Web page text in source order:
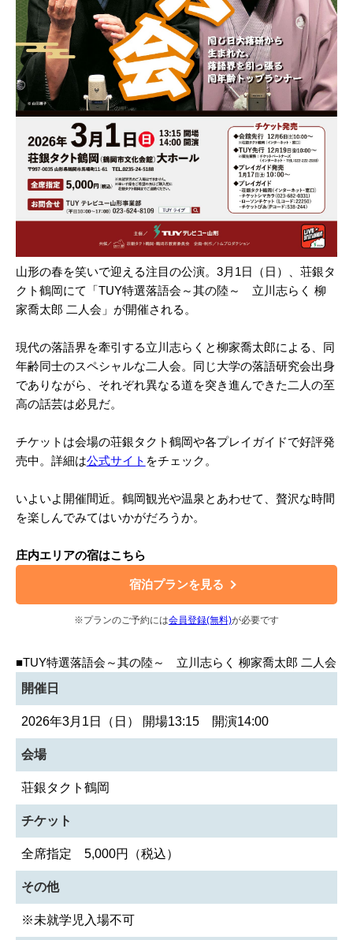
山形の春を笑いで迎える注目の公演。3月1日（日）、荘銀タ
クト鶴岡にて「TUY特選落語会～其の陸～ 立川志らく 柳
家喬太郎 二人会」が開催される。
現代の落語界を牽引する立川志らくと柳家喬太郎による、同
年齢同士のスペシャルな二人会。同じ大学の落語研究会出身
でありながら、それぞれ異なる道を突き進んできた二人の至
高の話芸は必見だ。
チケットは会場の荘銀タクト鶴岡や各プレイガイドで好評発
売中。詳細は公式サイト をチェック。
いよいよ開催間近。鶴岡観光や温泉とあわせて、贅沢な時間
を楽しんでみてはいかがだろうか。
庄内エリアの宿はこちら
宿泊プランを見る
※プランのご予約には会員登録(無料)が必要です
■TUY特選落語会～其の陸～ 立川志らく 柳家喬太郎 二人会
開催日
2026年3月1日（日） 開場13:15 開演14:00
会場
荘銀タクト鶴岡
チケット
全席指定 5,000円（税込）
その他
※未就学児入場不可